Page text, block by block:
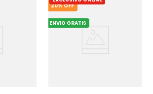
20% OFF
ENVIO GRATIS